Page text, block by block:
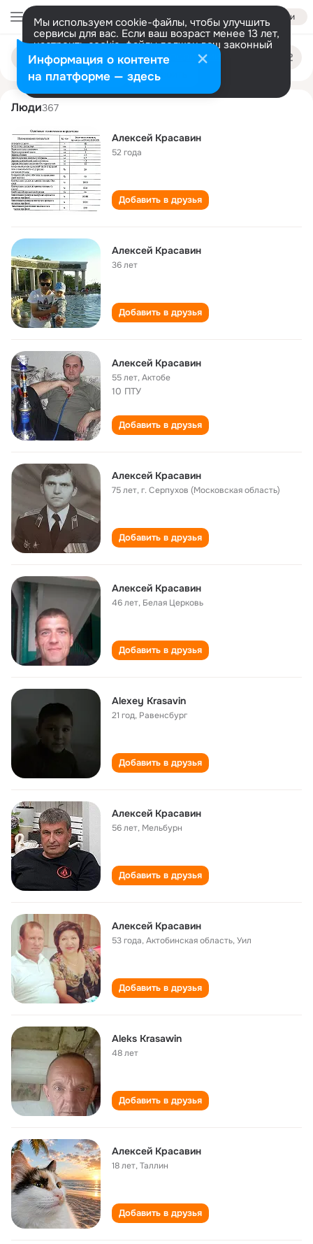
Войти
Мы используем cookie-файлы, чтобы улучшить
сервисы для вас. Если ваш возраст менее 13 лет,
настроить cookie-файлы должен ваш законный
представитель. Больше информации
Разрешить все Настроить
Поиск
людям
aleksey krasavin
Люди367
Алексей Красавин
52 года
Добавить в друзья
Алексей Красавин
36 лет
Добавить в друзья
Алексей Красавин
55 лет,Актобе
10 ПТУ
Добавить в друзья
Алексей Красавин
75 лет,г. Серпухов (Московская область)
Добавить в друзья
Алексей Красавин
46 лет, Белая Церковь
Добавить в друзья
Alexey Krasavin
21 год, Равенсбург
Добавить в друзья
Алексей Красавин
56 лет, Мельбурн
Добавить в друзья
Алексей Красавин
53 года,Актобинская область, Уил
Добавить в друзья
Aleks Krasawin
48 лет
Добавить в друзья
Алексей Красавин
18 лет,Таллин
Добавить в друзья
Информация о контенте
на платформе — здесь